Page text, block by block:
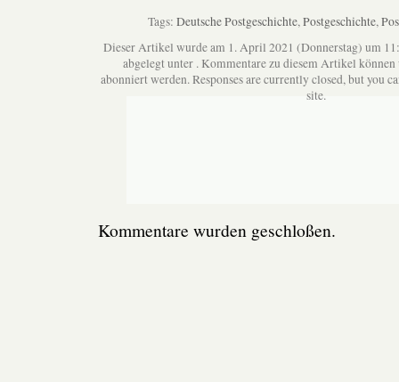
Tags: Deutsche Postgeschichte, Postgeschichte,
Dieser Artikel wurde am 1. April 2021 (Donnerstag) um
abgelegt unter . Kommentare zu diesem Artikel
abonniert werden. Responses are currently closed, but you
site.
Kommentare wurden geschloßen.